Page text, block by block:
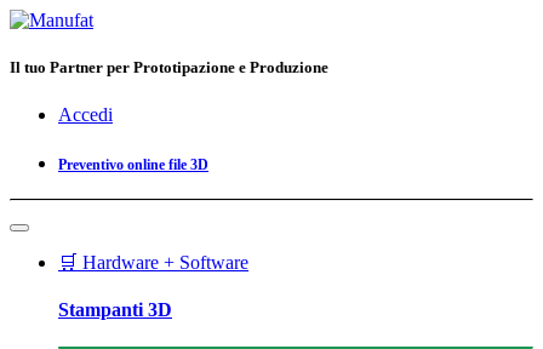
Il tuo Partner per Prototipazione e Produzione
Accedi
Preventivo online file 3D
🛒 Hardware + Software
Stampanti 3D